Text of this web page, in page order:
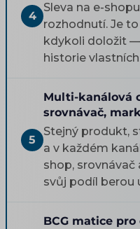
4
Sleva na e-
rozhodnutí. Je
kdykoli doložit
historie
5
Multi-kanálová
srovnávač,
Stejný produkt,
a v každém
shop,
svůj podíl berou
BCG matice